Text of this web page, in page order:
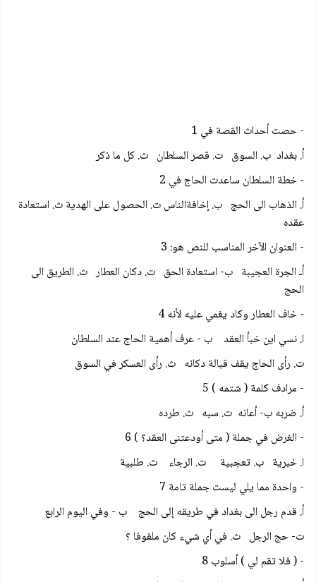
- حصت أحداث القصة في 1
أ. بغداد ب. السوق ت. قصر السلطان ث. كل ما ذكر
- خطة السلطان ساعدت الحاج في 2
أ. الذهاب الى الحج ب. إخافةالناس ت. الحصول على الهدية ث. استعادة
عقده
- العنوان الآخر المناسب للنص هو: 3
أـ الجرة العجيبة ب- استعادة الحق ت. دكان العطار ث. الطريق الى
الحج
- خاف العطار وكاد يغمي عليه لأنه 4
ا. نسي اين خبأ العقد ب - عرف أهمية الحاج عند السلطان
ت. رأى الحاج يقف قبالة دكانه ث. رأى العسكر في السوق
- مرادف كلمة ( شتمه ) 5
أ. ضربه ب- أعانه ت. سبه ث. طرده
- الغرض في جملة ( متى أودعتنى العقد؟ ) 6
ا. خبرية ب. تعجبية ت. الرجاء ث. طلبية
- واحدة مما يلي ليست جملة تامة 7
أ. قدم رجل الى بغداد في طريقه إلى الحج ب - وفي اليوم الرابع
ت- حج الرجل ث. في أي شيء كان ملفوفا ؟
- ( فلا تقم لي ) أسلوب 8